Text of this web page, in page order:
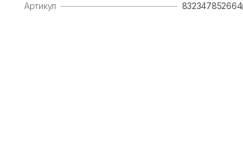
Артикул 832347852664